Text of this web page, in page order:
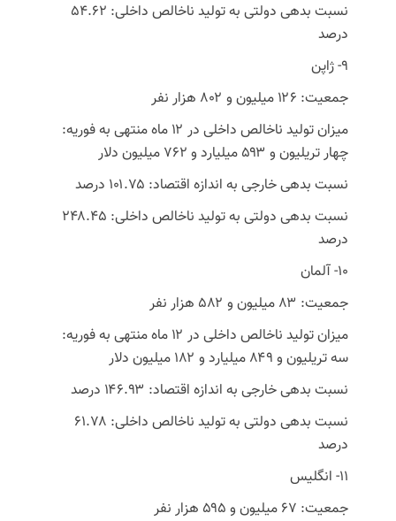
نسبت بدهی دولتی به تولید ناخالص داخلی: ۵۴.۶۲
درصد
9- ژاپن
جمعیت: ۱۲۶ میلیون و ۸۰۲ هزار نفر
میزان تولید ناخالص داخلی در ۱۲ ماه منتهی به فوریه:
چهار تریلیون و ۵۹۳ میلیارد و ۷۶۲ میلیون دلار
نسبت بدهی خارجی به اندازه اقتصاد: ۱۰۱.۷۵ درصد
نسبت بدهی دولتی به تولید ناخالص داخلی: ۲۴۸.۴۵
درصد
10- آلمان
جمعیت: ۸۳ میلیون و ۵۸۲ هزار نفر
میزان تولید ناخالص داخلی در ۱۲ ماه منتهی به فوریه:
سه تریلیون و ۸۴۹ میلیارد و ۱۸۲ میلیون دلار
نسبت بدهی خارجی به اندازه اقتصاد: ۱۴۶.۹۳ درصد
نسبت بدهی دولتی به تولید ناخالص داخلی: ۶۱.۷۸
درصد
11- انگلیس
جمعیت: ۶۷ میلیون و ۵۹۵ هزار نفر